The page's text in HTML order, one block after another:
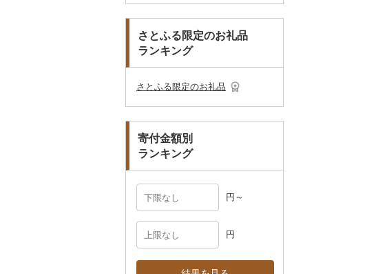
こしょう
その他調味料
GDOふるさとゴルフ
プレークーポン
その他のゴルフプレー
花火大会チケット
カタログギフト
スプーン・フォーク・
ナイフ
皿・椀
その他食器
鍋
まな板
土鍋
トイレットペーパー
ティッシュ
その他日用品
本・CD・DVD
おもちゃ・ぬいぐるみ
ご当地キャラクター
ペット用品
その他雑貨
その他美容
その他洋服
スリッパ・下駄・草履
その他靴・履物
ペンダント・ネックレ
ス
ピアス・イヤリング
その他アクセサリー
その他服飾小物
ショール・ストール
マフラー・手袋
備前焼
美濃焼
村上木彫堆朱
工芸品
播州そろばん
美濃和紙
造花・プリザーブドフ
ラワー
その他花
さとふる限定のお礼品
ランキング
さとふる限定のお礼品
寄付金額別
ランキング
円～
円